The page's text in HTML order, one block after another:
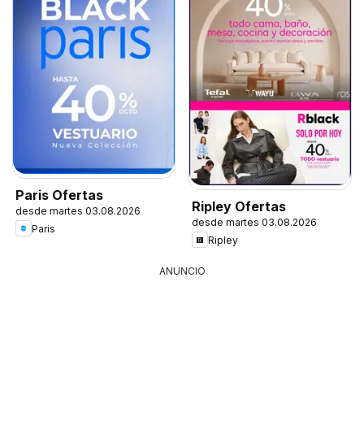
Paris Ofertas
desde martes 03.08.2026
Paris
Ripley Ofertas
desde martes 03.08.2026
Ripley
ANUNCIO